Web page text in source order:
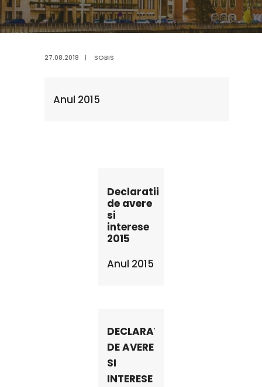
27.08.2018 | SOBIS
Anul 2015
Declaratii
de avere
si
interese
2015
Anul 2015
DECLARATII
DE AVERE
SI
INTERESE